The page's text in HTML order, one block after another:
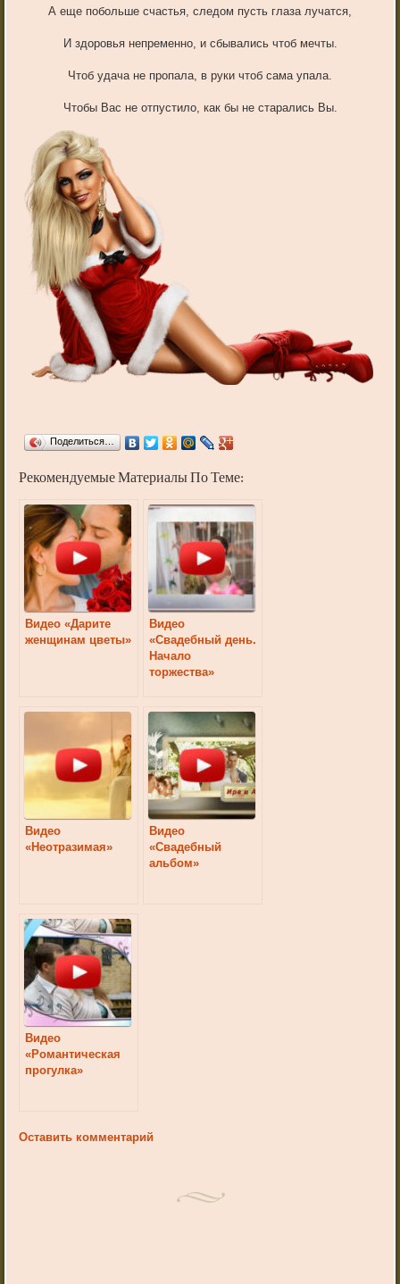
А еще побольше счастья, следом пусть глаза лучатся,
И здоровья непременно, и сбывались чтоб мечты.
Чтоб удача не пропала, в руки чтоб сама упала.
Чтобы Вас не отпустило, как бы не старались Вы.
Поделиться…
Рекомендуемые Материалы По Теме:
Видео «Дарите
женщинам цветы»
Видео
«Свадебный день.
Начало
торжества»
Видео
«Неотразимая»
Видео
«Свадебный
альбом»
Видео
«Романтическая
прогулка»
Оставить комментарий